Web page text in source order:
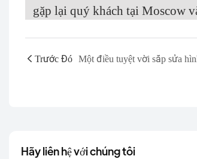
gặp lại quý khách tại Moscow
Trước Đó Một điều tuyệt vời sắp sửa
Hãy liên hệ với chúng tôi